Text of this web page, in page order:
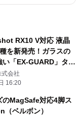
RX10 V対応 液晶
を新発売！ガラスの
い「EX-GUARD」タイ
スの透明度を誇る
会社
16:20
のMagSafe対応4脚ス
（ベルボン）